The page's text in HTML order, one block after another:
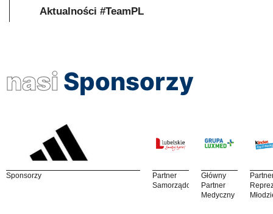
Aktualności #TeamPL
nasi Sponsorzy
Sponsorzy
Partner
Samorządowy
Główny
Partner
Medyczny